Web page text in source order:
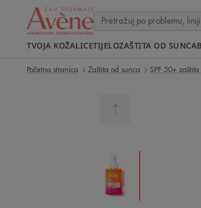
TVOJA KOŽALICETIJELOZAŠTITA OD SUNCA
Početna stranica Zaštita od sunca SPF 50+